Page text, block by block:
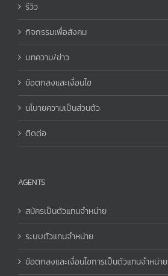
รีวิว
กิจกรรมเพื่อสังคม
บทความ/ข่าว
ข้อตกลงและเงื่อนไข
นโบายความเป็นส่วนตัว
ติดต่อ
AGENTS
สมัครเป็นตัวแทนจำหน่าย
ระบบตัวแทนจำหน่าย
ข้อตกลงและเงื่อนไขการเป็นตัวแทนจำหน่าย